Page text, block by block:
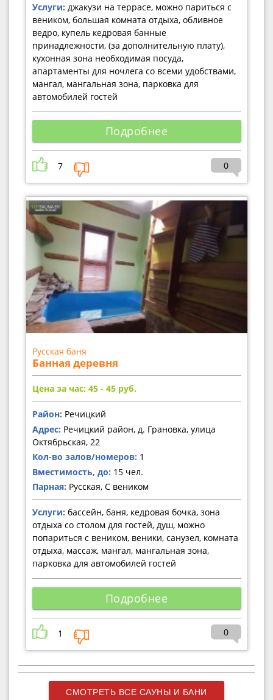
Услуги: джакузи на террасе, можно париться с
веником, большая комната отдыха, обливное
ведро, купель кедровая банные
принадлежности, (за дополнительную плату),
кухонная зона необходимая посуда,
апартаменты для ночлега со всеми удобствами,
мангал, мангальная зона, парковка для
автомобилей гостей
Подробнее
7 0
Русская баня
Банная деревня
Цена за час: 45 - 45 руб.
Район: Речицкий
Адрес: Речицкий район, д. Грановка, улица
Октябрьская, 22
Кол-во залов/номеров: 1
Вместимость, до: 15 чел.
Парная: Русская, С веником
Услуги: бассейн, баня, кедровая бочка, зона
отдыха со столом для гостей, душ, можно
попариться с веником, веники, санузел, комната
отдыха, массаж, мангал, мангальная зона,
парковка для автомобилей гостей
Подробнее
1 0
СМОТРЕТЬ ВСЕ САУНЫ И БАНИ